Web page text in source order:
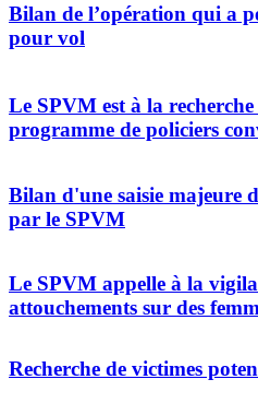
Bilan de l’opération qui a
pour vol
Le SPVM est à la
programme de policiers
Bilan d'une saisie majeure
par le SPVM
Le SPVM appelle à la
attouchements sur des
Recherche de victimes